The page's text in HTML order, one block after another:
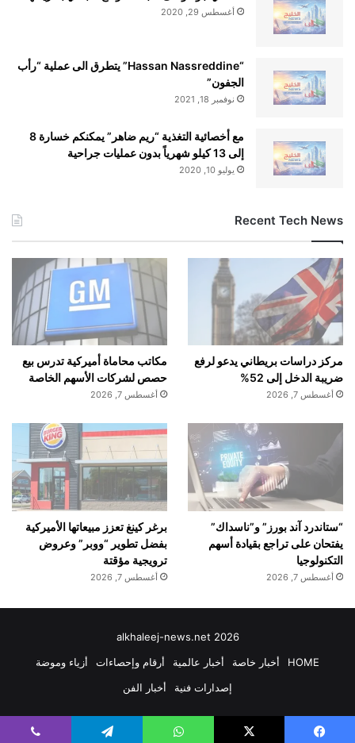
أغسطس 29, 2020
“Hassan Nassreddine” يتطرق الى عملية “رأب
الجفون”
نوفمبر 18, 2021
مع أخصائية التغذية “ريم ضاهر” يمكنكم خسارة 8
إلى 13 كيلو شهرياً بدون عمليات جراحية
يوليو 10, 2020
Recent Tech News
مركز دراسات بريطاني يدعو لرفع
ضريبة الدخل إلى 52%
أغسطس 7, 2026
مكاتب محاماة أميركية تدرس بيع
حصص لشركات الأسهم الخاصة
أغسطس 7, 2026
“ستاندرد آند بورز” و”ناسداك”
يفتحان على تراجع بقيادة أسهم
التكنولوجيا
أغسطس 7, 2026
برغر كينغ تعزز مبيعاتها الأميركية
بفضل تطوير “ووبر” وعروض
ترويجية مؤقتة
أغسطس 7, 2026
alkhaleej-news.net 2026
HOME
أخبار خاصة أخبار عالمية أرقام وإحصاءات
أزياء وموضة
إصدارات فنية
أخبار الفن